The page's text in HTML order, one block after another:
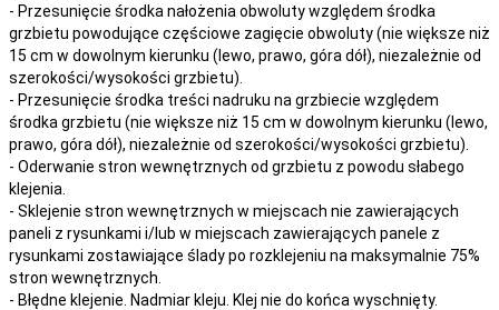
- Przesunięcie środka nałożenia obwoluty względem środka
grzbietu powodujące częściowe zagięcie obwoluty (nie większe niż
15 cm w dowolnym kierunku (lewo, prawo, góra dół), niezależnie od
szerokości/wysokości grzbietu).
- Przesunięcie środka treści nadruku na grzbiecie względem
środka grzbietu (nie większe niż 15 cm w dowolnym kierunku (lewo,
prawo, góra dół), niezależnie od szerokości/wysokości grzbietu).
- Oderwanie stron wewnętrznych od grzbietu z powodu słabego
klejenia.
- Sklejenie stron wewnętrznych w miejscach nie zawierających
paneli z rysunkami i/lub w miejscach zawierających panele z
rysunkami zostawiające ślady po rozklejeniu na maksymalnie 75%
stron wewnętrznych.
- Błędne klejenie. Nadmiar kleju. Klej nie do końca wyschnięty.